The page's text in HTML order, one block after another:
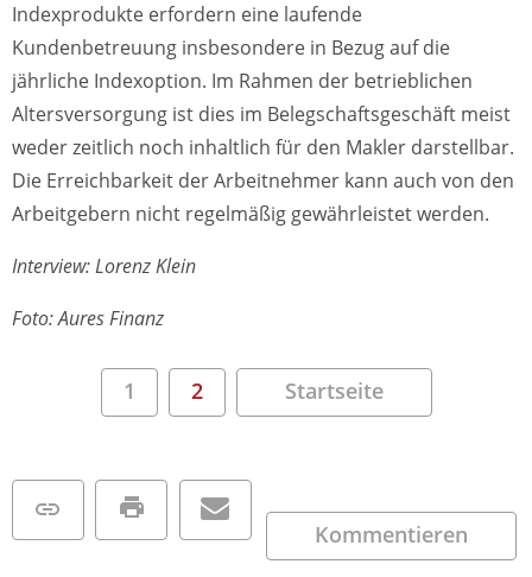
Indexprodukte erfordern eine laufende
Kundenbetreuung insbesondere in Bezug auf die
jährliche Indexoption. Im Rahmen der betrieblichen
Altersversorgung ist dies im Belegschaftsgeschäft meist
weder zeitlich noch inhaltlich für den Makler darstellbar.
Die Erreichbarkeit der Arbeitnehmer kann auch von den
Arbeitgebern nicht regelmäßig gewährleistet werden.
Interview: Lorenz Klein
Foto: Aures Finanz
1 2 Startseite
Kommentieren